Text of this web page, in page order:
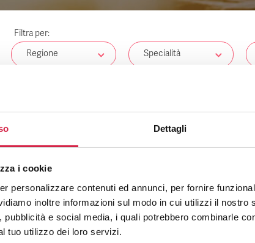
Dettagli
i cookie
personalizzare contenuti ed annunci, per fornire
inoltre informazioni sul modo in cui utilizzi il nostro
pubblicità e social media, i quali potrebbero combinarle
tuo utilizzo dei loro servizi.
Filtra per:
Regione
Specialità